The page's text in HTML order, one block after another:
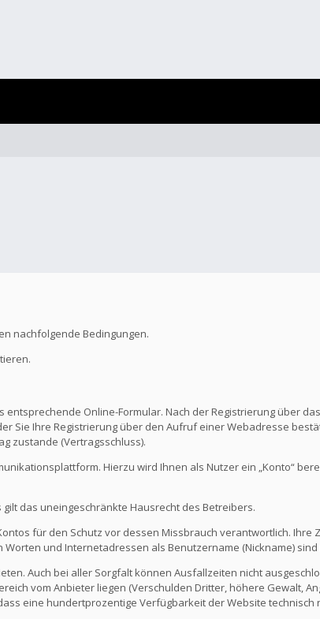
nachfolgende Bedingungen.
Online-Formular. Nach der Registrierung über
Sie Ihre Registrierung über den Aufruf einer Webadresse
zustande (Vertragsschluss).
Hierzu wird Ihnen als Nutzer ein „Konto“
das uneingeschränkte Hausrecht des Betreibers.
für den Schutz vor dessen Missbrauch verantwortlich. Ihre
und Internetadressen als Benutzername (Nickname)
Auch bei aller Sorgfalt können Ausfallzeiten nicht
vom Anbieter liegen (Verschulden Dritter, höhere Gewalt,
eine hundertprozentige Verfügbarkeit der Website technisch